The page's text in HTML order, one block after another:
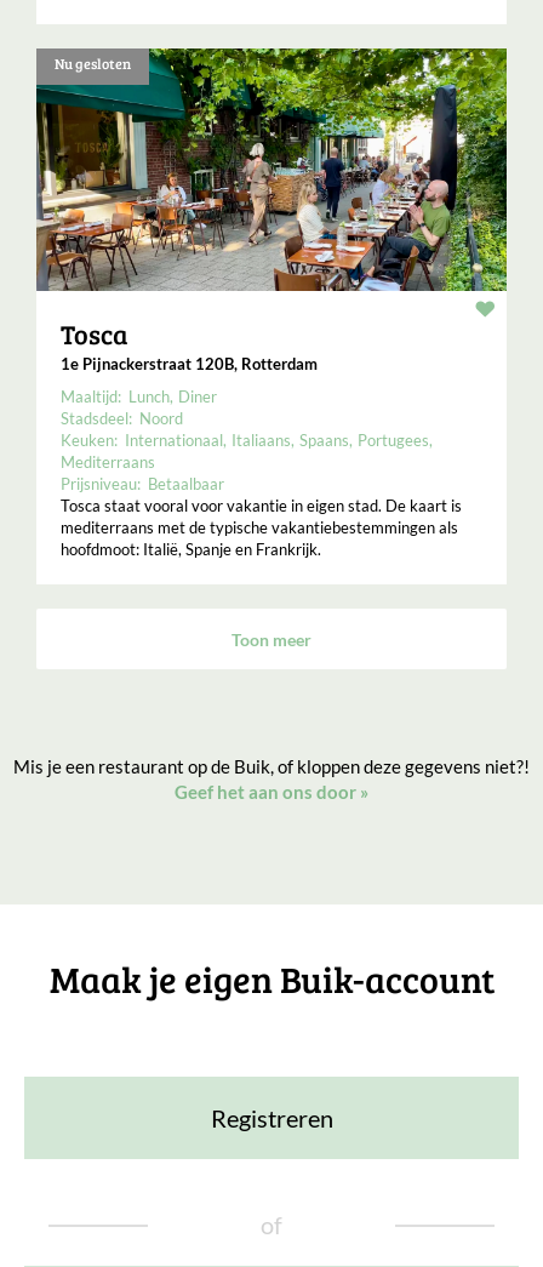
Nu gesloten
Tosca
1e Pijnackerstraat 120B, Rotterdam
Maaltijd: Lunch Diner
Stadsdeel: Noord
Keuken: Internationaal Italiaans Spaans Portugees
Mediterraans
Prijsniveau: Betaalbaar
Tosca staat vooral voor vakantie in eigen stad. De kaart is
mediterraans met de typische vakantiebestemmingen als
hoofdmoot: Italië, Spanje en Frankrijk.
Toon meer
Mis je een restaurant op de Buik, of kloppen deze gegevens niet?!
Geef het aan ons door »
Maak je eigen Buik-account
Registreren
of